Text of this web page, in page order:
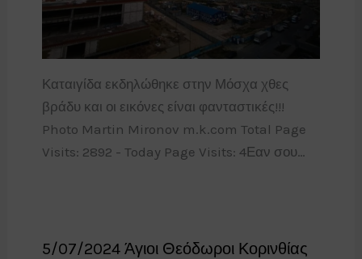
Καταιγίδα εκδηλώθηκε στην Μόσχα χθες
βράδυ και οι εικόνες είναι φανταστικές!!!
Photo Martin Mironov m.k.com Total Page
Visits: 2892 - Today Page Visits: 4Εαν σου…
5/07/2024 Άγιοι Θεόδωροι Κορινθίας